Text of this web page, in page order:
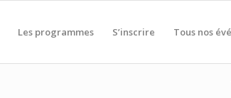
Les programmes S’inscrire Tous nos